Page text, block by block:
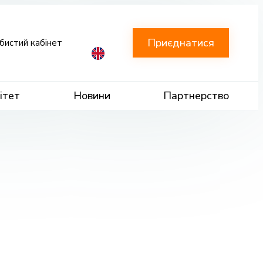
Новини Партнерство
кабінет Приєднатися